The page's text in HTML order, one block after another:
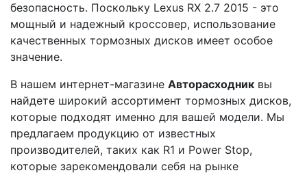
безопасность. Поскольку Lexus RX 2.7 2015 - это
мощный и надежный кроссовер, использование
качественных тормозных дисков имеет особое
значение.
В нашем интернет-магазине Авторасходник вы
найдете широкий ассортимент тормозных дисков,
которые подходят именно для вашей модели. Мы
предлагаем продукцию от известных
производителей, таких как R1 и Power Stop,
которые зарекомендовали себя на рынке